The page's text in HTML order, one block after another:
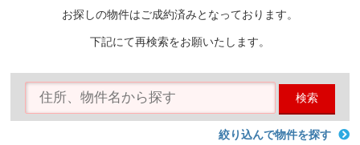
お探しの物件はご成約済みとなっております。
下記にて再検索をお願いたします。
検索
絞り込んで物件を探す